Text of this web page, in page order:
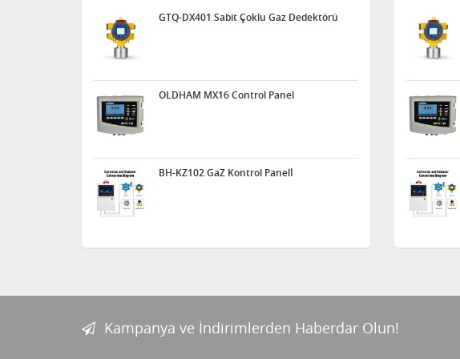
GTQ-DX401 Sabit Çoklu Gaz Dedektörü
OLDHAM MX16 Control Panel
BH-KZ102 GaZ Kontrol Panelİ
Kampanya ve İndirimlerden Haberdar Olun!